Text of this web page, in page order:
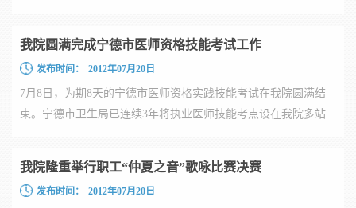
我院圆满完成宁德市医师资格技能考试工作
发布时间： 2012年07月20日
7月8日，为期8天的宁德市医师资格实践技能考试在我院圆满结
束。宁德市卫生局已连续3年将执业医师技能考点设在我院多站
我院隆重举行职工“仲夏之音”歌咏比赛决赛
发布时间： 2012年07月20日